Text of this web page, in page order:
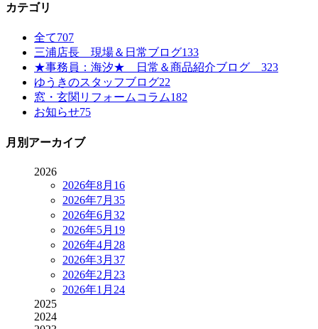
カテゴリ
全て707
三浦店長 現場＆日常ブログ133
★事務員：海汐★ 日常＆商品紹介ブログ 323
ゆうきのスタッフブログ22
窓・玄関リフォームコラム182
お知らせ75
月別アーカイブ
2026
2026年8月 16
2026年7月 35
2026年6月 32
2026年5月 19
2026年4月 28
2026年3月 37
2026年2月 23
2026年1月 24
2025
2024